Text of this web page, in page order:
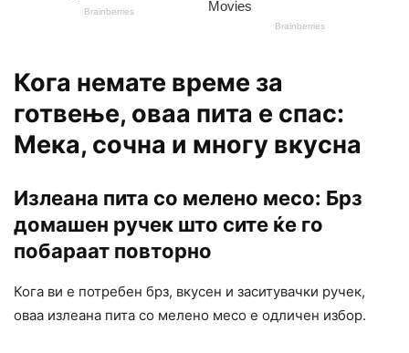
Кога немате време за
готвење, оваа пита е спас:
Мека, сочна и многу вкусна
Излеана пита со мелено месо: Брз
домашен ручек што сите ќе го
побараат повторно
Кога ви е потребен брз, вкусен и заситувачки ручек,
оваа излеана пита со мелено месо е одличен избор.